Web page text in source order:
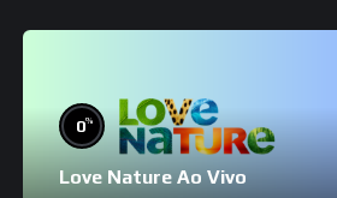
0%
Love Nature Ao Vivo